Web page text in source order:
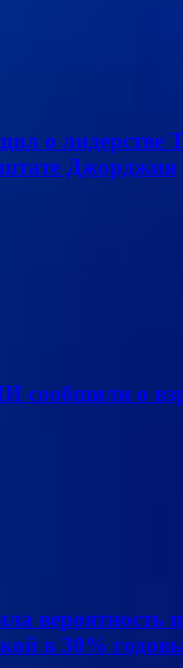
о лидерстве
Джорджия
сообщили о
вероятность
в 30%